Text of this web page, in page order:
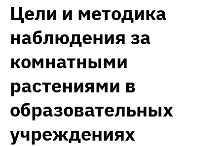
Цели и методика
наблюдения за
комнатными
растениями в
образовательных
учреждениях